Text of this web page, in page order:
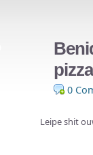
pizza
0
Leipe shit